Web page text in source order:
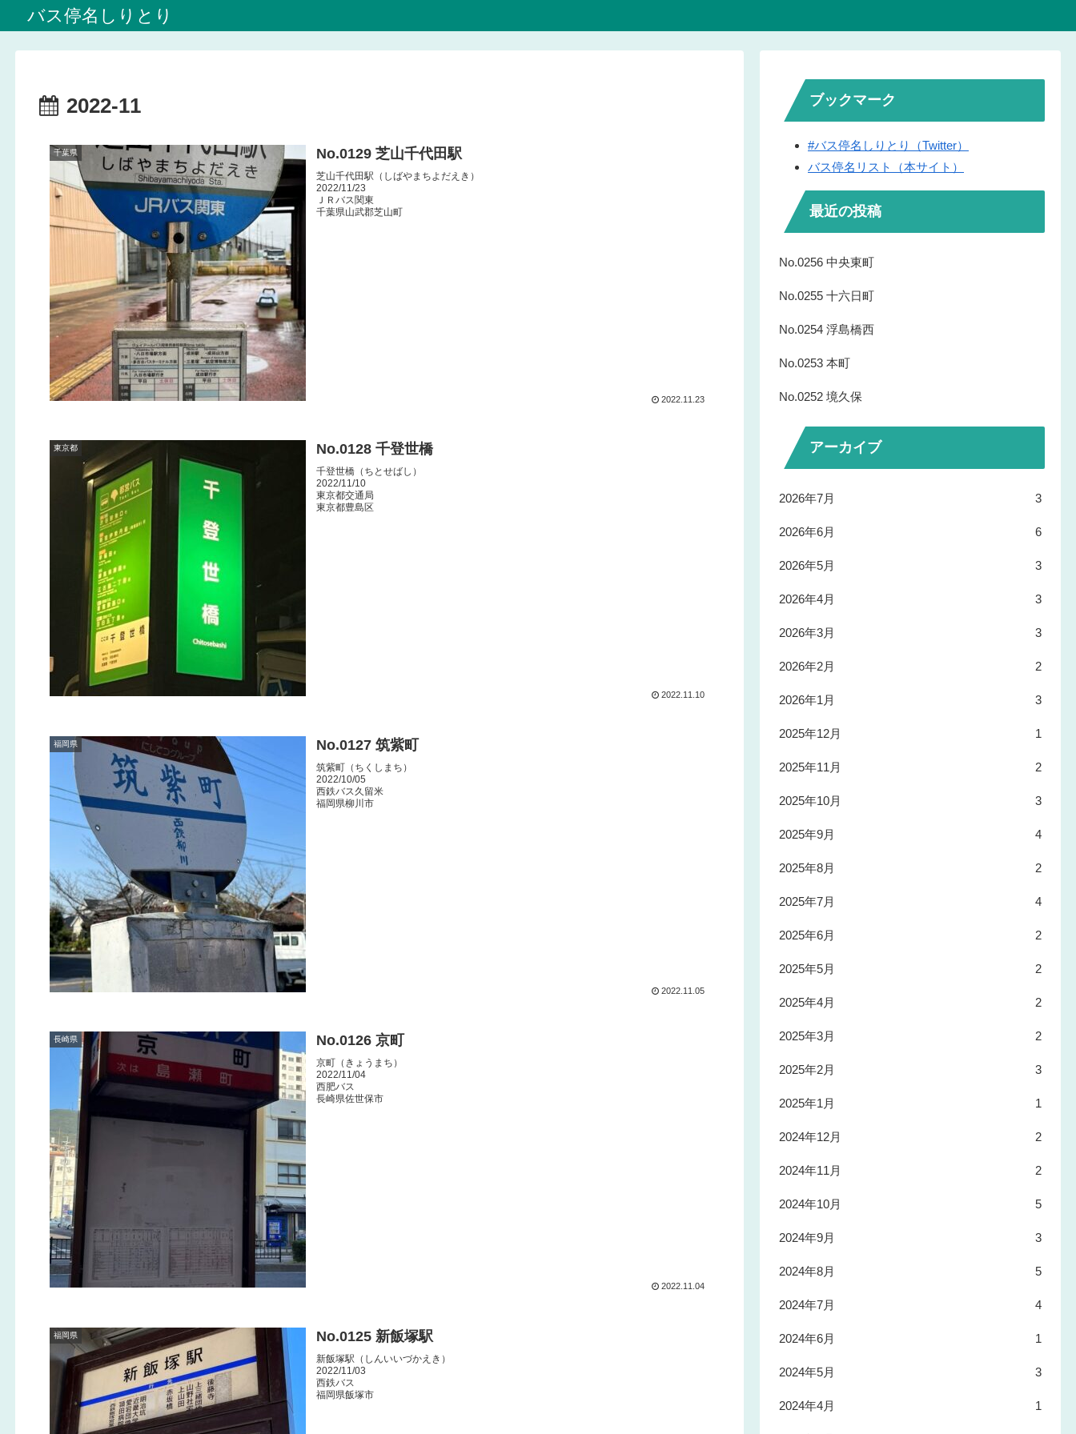
バス停名しりとり
2022-11
千葉県 No.0129 芝山千代田駅
芝山千代田駅（しばやまちよだえき）
2022/11/23
ＪＲバス関東
千葉県山武郡芝山町
2022.11.23
東京都 No.0128 千登世橋
千登世橋（ちとせばし）
2022/11/10
東京都交通局
東京都豊島区
2022.11.10
福岡県 No.0127 筑紫町
筑紫町（ちくしまち）
2022/10/05
西鉄バス久留米
福岡県柳川市
2022.11.05
長崎県 No.0126 京町
京町（きょうまち）
2022/11/04
西肥バス
長崎県佐世保市
2022.11.04
福岡県 No.0125 新飯塚駅
新飯塚駅（しんいいづかえき）
2022/11/03
西鉄バス
福岡県飯塚市
ブックマーク
#バス停名しりとり（Twitter）
バス停名リスト（本サイト）
最近の投稿
No.0256 中央東町
No.0255 十六日町
No.0254 浮島橋西
No.0253 本町
No.0252 境久保
アーカイブ
2026年7月 3
2026年6月 6
2026年5月 3
2026年4月 3
2026年3月 3
2026年2月 2
2026年1月 3
2025年12月 1
2025年11月 2
2025年10月 3
2025年9月 4
2025年8月 2
2025年7月 4
2025年6月 2
2025年5月 2
2025年4月 2
2025年3月 2
2025年2月 3
2025年1月 1
2024年12月 2
2024年11月 2
2024年10月 5
2024年9月 3
2024年8月 5
2024年7月 4
2024年6月 1
2024年5月 3
2024年4月 1